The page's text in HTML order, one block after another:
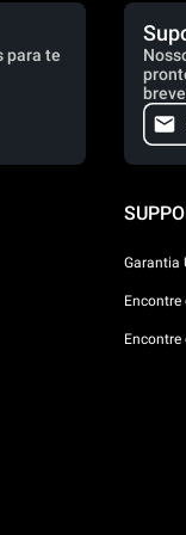
para te
Garantia
Encontre
Encontre